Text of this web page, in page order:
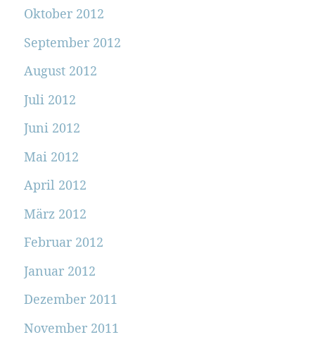
Oktober 2012
September 2012
August 2012
Juli 2012
Juni 2012
Mai 2012
April 2012
März 2012
Februar 2012
Januar 2012
Dezember 2011
November 2011